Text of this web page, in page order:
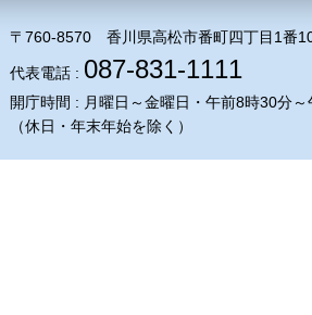
〒760-8570 香川県高松市番町四丁目1番
代表電話 : 087-831-1111
開庁時間 : 月曜日～金曜日・午前8時30分
（休日・年末年始を除く）